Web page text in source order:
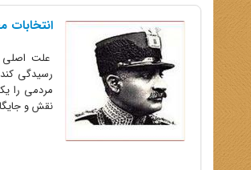
علت اصلی
رسیدگی کند
مردمی را
نقش و